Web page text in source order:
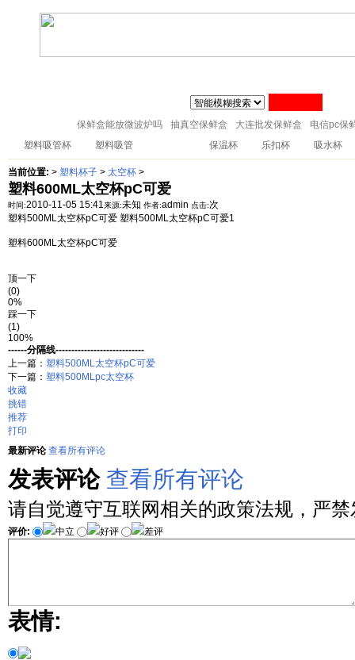
塑料整理箱 塑料储物架
保鲜盒能放微波炉吗 抽真空保鲜盒 大连批发保鲜盒
电信pc保
塑料吸管杯
塑料吸管 保温杯 乐扣杯 吸水杯
当前位置: > 塑料杯子 > 太空杯 >
塑料600ML太空杯pC可爱
时间:2010-11-05 15:41来源:未知 作者:admin 点击:次
塑料500ML太空杯pC可爱 塑料500ML太空杯pC可爱1
塑料600ML太空杯pC可爱
顶一下
(0)
0%
踩一下
(1)
100%
------分隔线----------------------------
上一篇： 塑料500ML太空杯pC可爱
下一篇： 塑料500MLpc太空杯
收藏
挑错
推荐
打印
最新评论 查看所有评论
发表评论 查看所有评论
请自觉遵守互联网相关的政策法规，严
评价: 中立 好评 差评
表情: